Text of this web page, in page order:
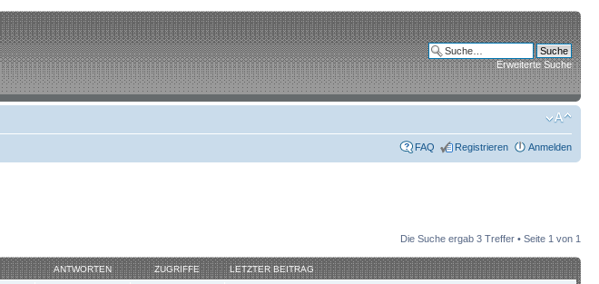
Erweiterte Suche
FAQ Registrieren Anmelden
Die Suche ergab 3 Treffer • Seite 1 von 1
ANTWORTEN ZUGRIFFE LETZTER BEITRAG